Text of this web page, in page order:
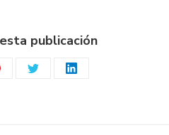
publicación
Share
Share